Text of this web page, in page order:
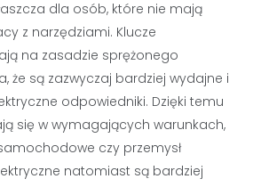
dla osób, które nie mają
z narzędziami. Klucze
na zasadzie sprężonego
że są zazwyczaj bardziej wydajne i
odpowiedniki. Dzięki temu
się w wymagających warunkach,
czy przemysł
natomiast są bardziej